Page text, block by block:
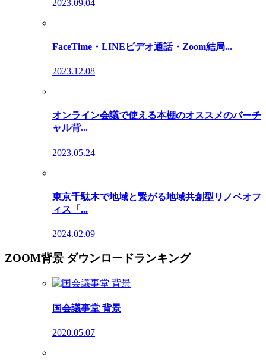
2023.09.04
FaceTime・LINEビデオ通話・Zoom結局...
2023.12.08
オンライン会議で使える本棚のオススメのバーチ
ャル背...
2023.05.24
東京千駄木で地域と繋がる地域共創型リノベオフ
ィス「...
2024.02.09
ZOOM背景 ダウンロードランキング
国会議事堂 背景
2020.05.07